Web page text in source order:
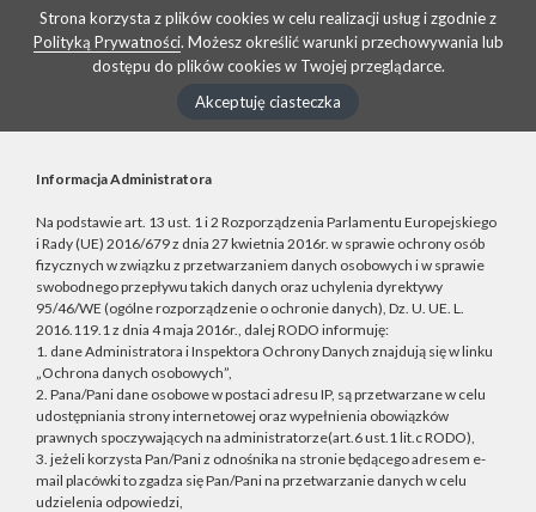
Strona korzysta z plików cookies w celu realizacji usług i zgodnie z
Polityką Prywatności. Możesz określić warunki przechowywania lub
dostępu do plików cookies w Twojej przeglądarce.
Akceptuję ciasteczka
Informacja Administratora
Na podstawie art. 13 ust. 1 i 2 Rozporządzenia Parlamentu Europejskiego
i Rady (UE) 2016/679 z dnia 27 kwietnia 2016r. w sprawie ochrony osób
fizycznych w związku z przetwarzaniem danych osobowych i w sprawie
swobodnego przepływu takich danych oraz uchylenia dyrektywy
95/46/WE (ogólne rozporządzenie o ochronie danych), Dz. U. UE. L.
2016.119.1 z dnia 4 maja 2016r., dalej RODO informuję:
1. dane Administratora i Inspektora Ochrony Danych znajdują się w linku
„Ochrona danych osobowych”,
2. Pana/Pani dane osobowe w postaci adresu IP, są przetwarzane w celu
udostępniania strony internetowej oraz wypełnienia obowiązków
prawnych spoczywających na administratorze(art.6 ust.1 lit.c RODO),
3. jeżeli korzysta Pan/Pani z odnośnika na stronie będącego adresem e-
mail placówki to zgadza się Pan/Pani na przetwarzanie danych w celu
udzielenia odpowiedzi,